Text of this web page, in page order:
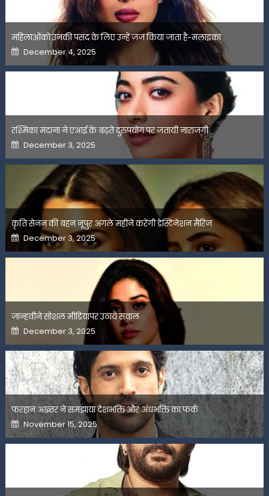
महिलाओंको उनकी पसंद के लिए उन्हें जज किया जाता है-मलाइका
Posted
on
December 4, 2025
रश्मिका मंदाना ने एआई के बढ़ते दुरुपयोग पर जतायी नाराजगी
Posted
on
December 3, 2025
कृति सेनन की बहन नूपुर अगले महीने करेंगी डेस्टिनेशन मैरिज
Posted
on
December 3, 2025
जान्हवीने सोशल मीडियापर उठाये सवाल
Posted
on
December 3, 2025
फरहान अख्तर ने समझाया देशभक्ति और अंधभक्ति का फर्क
Posted
on
November 15, 2025